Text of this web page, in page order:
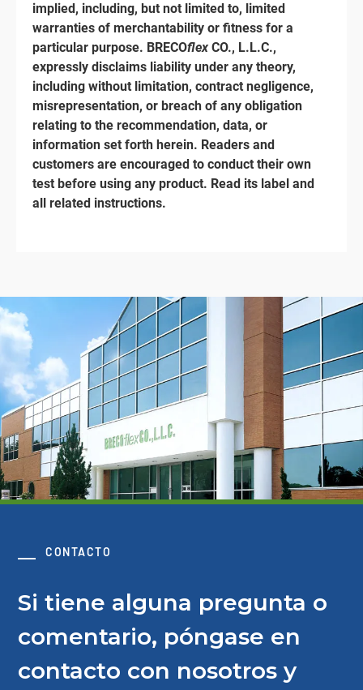
implied, including, but not limited to, limited
warranties of merchantability or fitness for a
particular purpose. BRECOflex CO., L.L.C.,
expressly disclaims liability under any theory,
including without limitation, contract negligence,
misrepresentation, or breach of any obligation
relating to the recommendation, data, or
information set forth herein. Readers and
customers are encouraged to conduct their own
test before using any product. Read its label and
all related instructions.
CONTACTO
Si tiene alguna pregunta o
comentario, póngase en
contacto con nosotros y